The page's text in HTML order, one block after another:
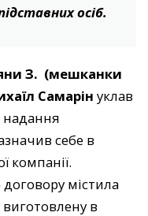
осіб.
З. (мешканки
Самарін уклав
надання
себе в
компанії.
містила
виготовлену в